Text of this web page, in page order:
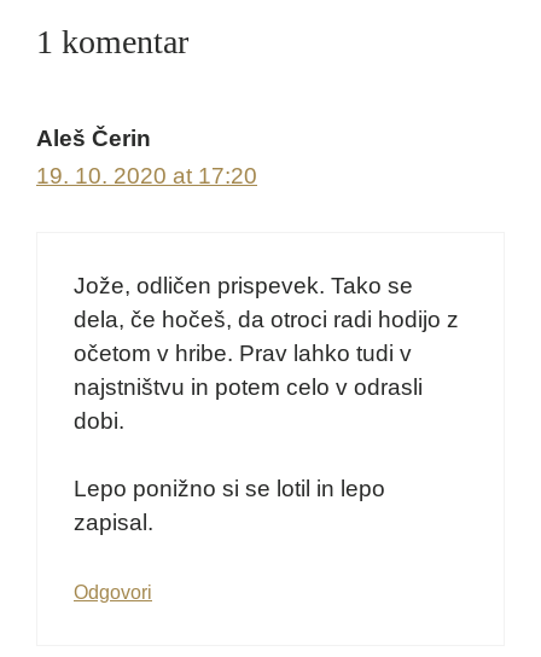
1 komentar
Aleš Čerin
19. 10. 2020 at 17:20
Jože, odličen prispevek. Tako se
dela, če hočeš, da otroci radi hodijo z
očetom v hribe. Prav lahko tudi v
najstništvu in potem celo v odrasli
dobi.
Lepo ponižno si se lotil in lepo
zapisal.
Odgovori